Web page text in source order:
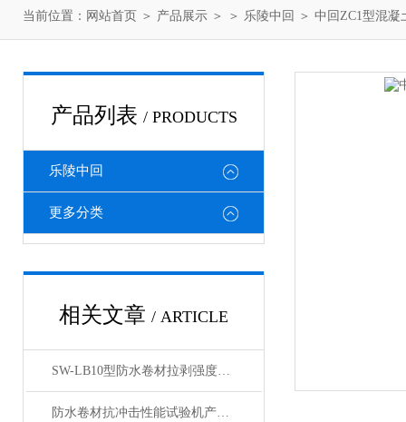
当前位置： 网站首页 ＞ 产品展示 ＞ ＞ 乐陵中回 ＞ 中回ZC1型混凝
产品列表 / PRODUCTS
乐陵中回
更多分类
相关文章 / ARTICLE
SW-LB10型防水卷材拉剥强度检测仪产品展示
防水卷材抗冲击性能试验机产品展示 昌志长期供应